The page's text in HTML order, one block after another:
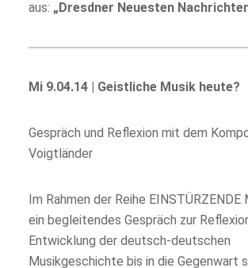
aus: „Dresdner Neuesten
Mi 9.04.14 | Geistliche Musik heute?
Gespräch und Reflexion mit dem
Voigtländer
Im Rahmen der Reihe EINSTÜRZENDE
ein begleitendes Gespräch zur
Entwicklung der deutsch-deutschen
Musikgeschichte bis in die Gegenwart